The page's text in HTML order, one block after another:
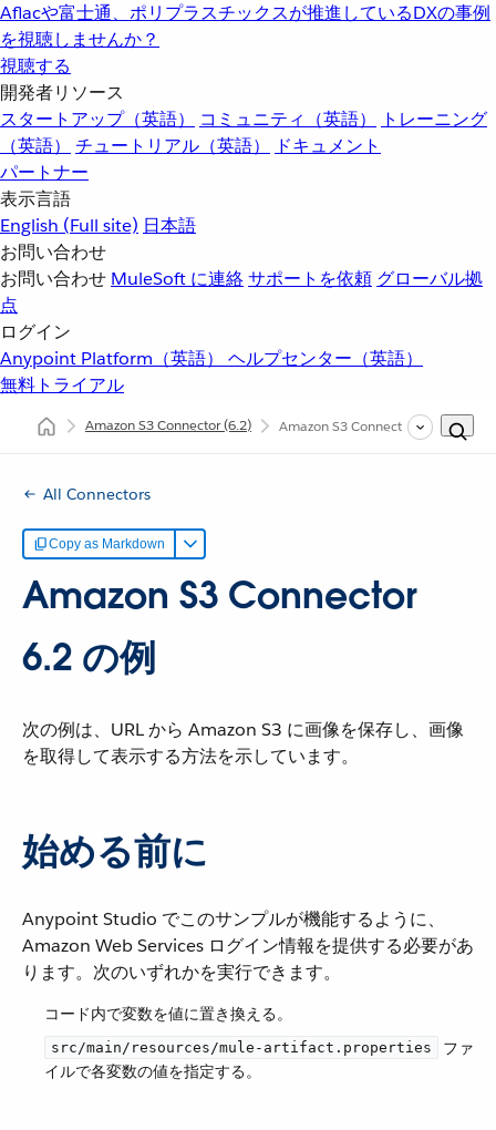
Aflacや富士通、ポリプラスチックスが推進しているDXの事例
を視聴しませんか？
視聴する
開発者リソース
スタートアップ（英語）
コミュニティ（英語）
トレーニング
（英語）
チュートリアル（英語）
ドキュメント
パートナー
表示言語
English (Full site) 日本語
お問い合わせ
お問い合わせ MuleSoft に連絡サポートを依頼 グローバル拠
点
ログイン
Anypoint Platform（英語） ヘルプセンター（英語）
無料トライアル
Amazon S3 Connector(6.2) Amazon S3 Connector の例
All Connectors
Copy as Markdown
Amazon S3 Connector
6.2 の例
次の例は、URL から Amazon S3 に画像を保存し、画像
を取得して表示する方法を示しています。
始める前に
Anypoint Studio でこのサンプルが機能するように、
Amazon Web Services ログイン情報を提供する必要があ
ります。次のいずれかを実行できます。
コード内で変数を値に置き換える。
src/main/resources/mule-artifact.properties
​ ファ
イルで各変数の値を指定する。